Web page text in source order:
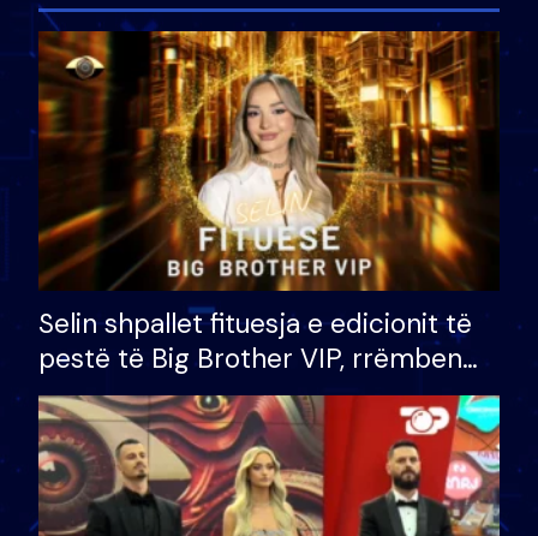
Selin shpallet fituesja e edicionit të
pestë të Big Brother VIP, rrëmben
çmimin e madh prej 100 mijë eurosh